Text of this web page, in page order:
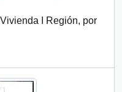
I Región, por